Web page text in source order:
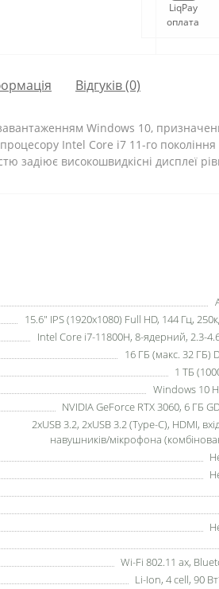
LiqPay
оплата
Відгуків (0)
Windows 10,
Intel Core i7 11-го
задіює високошвидкісні дисплеї
15.6" IPS (1920x1080) Full HD, 144 Гц,
Intel Core i7-11800H, 8-ядерний, 2.3-
16 ГБ (макс. 32 ГБ)
1 ТБ
Windows 10
NVIDIA GeForce RTX 3060, 6 ГБ
2xUSB 3.2, 2xUSB 3.2 (Type-C), HDMI,
навушників/мікрофона
Wi-Fi 802.11 ax,
Li-Ion, 4 cell, 90